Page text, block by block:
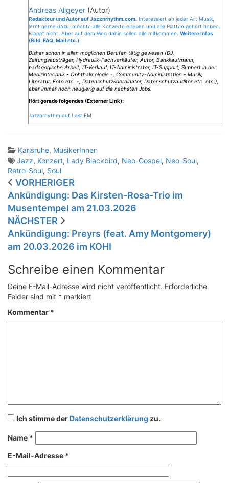
Andreas Allgeyer (Autor)
Redakteur und Autor auf Jazznrhythm.com. Interessiert an jeder Art Musik,
lernt gerne dazu, möchte alle Konzerte erleben und alle Platten gehört haben.
Klappt nicht. Aber auf dem Weg dahin sollen alle mitkommen. Weitere Infos
(Bild, FAQ, Mail etc.)
Bisher schon in allen möglichen Berufen tätig gewesen (DJ,
Zeitungsausträger, Hydraulik-Fachverkäufer, Autor, Bankkaufmann,
pädagogische Arbeit, IT-Verkauf, IT-Administrator, IT-Support, Support in der
Medizintechnik - Ophthalmologie -, Community-Administration - Musik,
Literatur, Foto etc. -, Datenschutzkoordinator, Datenschutzauditor etc. etc.),
aber immer noch neugierig auf die nächsten Jobs.
Hört gerade folgendes (Externer Link):
Jazznrhythm auf Last.FM
Karlsruhe, MusikerInnen
Jazz, Konzert, Lady Blackbird, Neo-Gospel, Neo-Soul,
Retro-Soul, Soul
Beitragsnavigation
VORHERIGER
Ankündigung: Das Kirsten-Rosa-Trio im
Musentempel am 21.03.2026
NÄCHSTER
Ankündigung: Preyrs (feat. Amy Montgomery)
am 20.03.2026 im KOHI
Schreibe einen Kommentar
Deine E-Mail-Adresse wird nicht veröffentlicht. Erforderliche
Felder sind mit * markiert
Kommentar *
Ich stimme derDatenschutzerklärung zu.
Name *
E-Mail-Adresse *